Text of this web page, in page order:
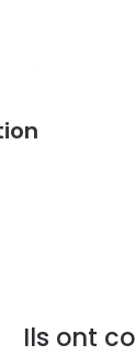
Ils ont